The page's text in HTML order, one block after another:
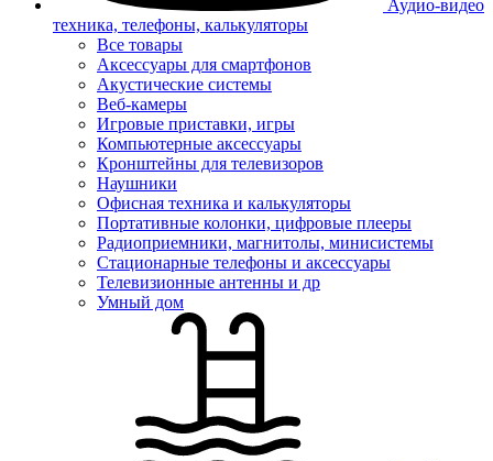
Аудио-видео
техника, телефоны, калькуляторы
Все товары
Аксессуары для смартфонов
Акустические системы
Веб-камеры
Игровые приставки, игры
Компьютерные аксессуары
Кронштейны для телевизоров
Наушники
Офисная техника и калькуляторы
Портативные колонки, цифровые плееры
Радиоприемники, магнитолы, минисистемы
Стационарные телефоны и аксессуары
Телевизионные антенны и др
Умный дом